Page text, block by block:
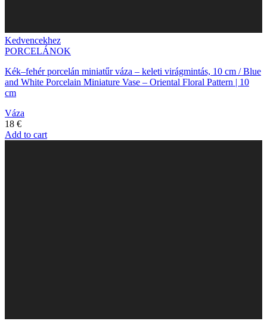
Kedvencekhez
PORCELÁNOK
Kék–fehér porcelán miniatűr váza – keleti virágmintás, 10 cm / Blue
and White Porcelain Miniature Vase – Oriental Floral Pattern | 10
cm
Váza
18 €
Add to cart